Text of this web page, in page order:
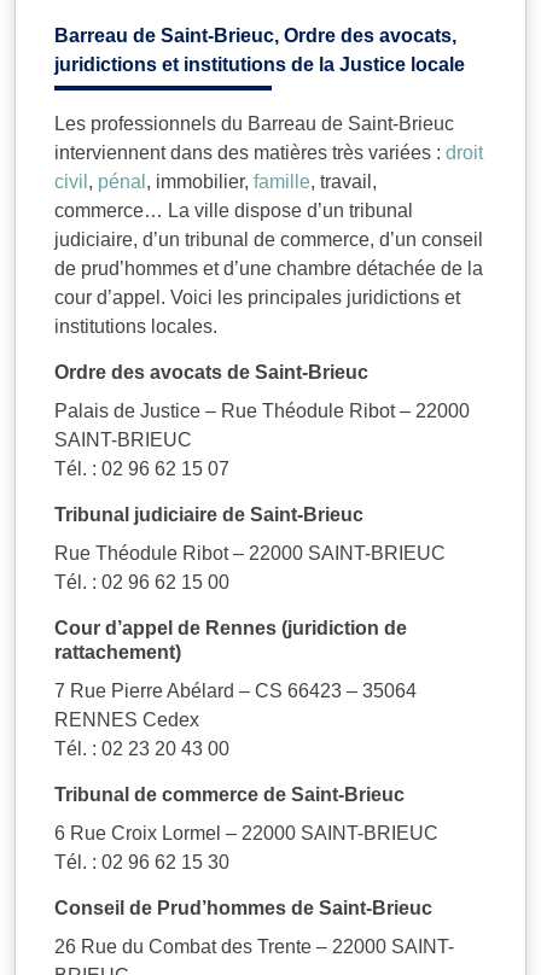
Barreau de Saint-Brieuc, Ordre des avocats,
juridictions et institutions de la Justice locale
Les professionnels du Barreau de Saint-Brieuc
interviennent dans des matières très variées : droit
civil , pénal , immobilier, famille, travail,
commerce… La ville dispose d’un tribunal
judiciaire, d’un tribunal de commerce, d’un conseil
de prud’hommes et d’une chambre détachée de la
cour d’appel. Voici les principales juridictions et
institutions locales.
Ordre des avocats de Saint-Brieuc
Palais de Justice – Rue Théodule Ribot – 22000
SAINT-BRIEUC
Tél. : 02 96 62 15 07
Tribunal judiciaire de Saint-Brieuc
Rue Théodule Ribot – 22000 SAINT-BRIEUC
Tél. : 02 96 62 15 00
Cour d’appel de Rennes (juridiction de
rattachement)
7 Rue Pierre Abélard – CS 66423 – 35064
RENNES Cedex
Tél. : 02 23 20 43 00
Tribunal de commerce de Saint-Brieuc
6 Rue Croix Lormel – 22000 SAINT-BRIEUC
Tél. : 02 96 62 15 30
Conseil de Prud’hommes de Saint-Brieuc
26 Rue du Combat des Trente – 22000 SAINT-